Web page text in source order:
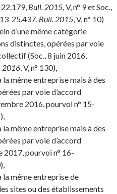
Bull. 2015, V, n° 9 et Soc.,
25.437, Bull. 2015, V, n° 10)
d’une même catégorie
distinctes, opérées par voie
(Soc., 8 juin 2016,
2016, V, n° 130),
même entreprise mais à des
par voie d’accord
2016, pourvoi n° 15-
même entreprise mais à des
par voie d’accord
2017, pourvoi n° 16-
même entreprise de
sites ou des établissements